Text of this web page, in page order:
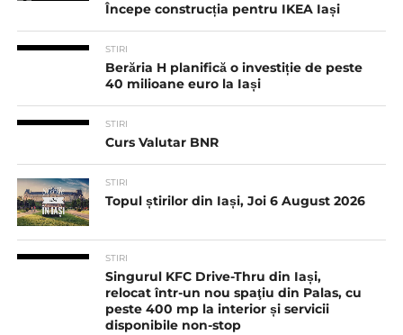
Începe construcția pentru IKEA Iași
STIRI
Berăria H planifică o investiție de peste
40 milioane euro la Iași
STIRI
Curs Valutar BNR
STIRI
Topul știrilor din Iași, Joi 6 August 2026
STIRI
Singurul KFC Drive-Thru din Iași,
relocat într-un nou spaţiu din Palas, cu
peste 400 mp la interior și servicii
disponibile non-stop